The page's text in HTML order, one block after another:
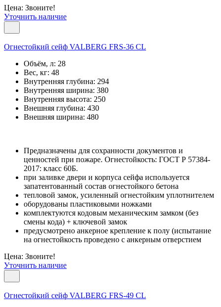
Цена: Звоните!
Уточнить наличие
Огнестойкий сейф VALBERG FRS-36 CL
Объём, л: 28
Вес, кг: 48
Внутренняя глубина: 294
Внутренняя ширина: 380
Внутренняя высота: 250
Внешняя глубина: 430
Внешняя ширина: 480
Предназначены для сохранности документов и
ценностей при пожаре. Огнестойкость: ГОСТ Р 57384-
2017: класс 60Б.
при заливке двери и корпуса сейфа используется
запатентованный состав огнестойкого бетона
тепловой замок, усиленный огнестойким уплотнителем
оборудованы пластиковыми ножками
комплектуются кодовым механическим замком (без
смены кода) + ключевой замок
предусмотрено анкерное крепление к полу (испытание
на огнестойкость проведено с анкерным отверстием
Цена: Звоните!
Уточнить наличие
Огнестойкий сейф VALBERG FRS-49 CL